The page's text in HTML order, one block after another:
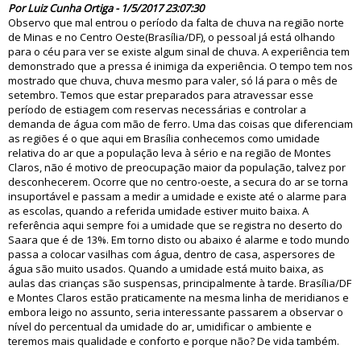
Por Luiz Cunha Ortiga - 1/5/2017 23:07:30
Observo que mal entrou o período da falta de chuva na região norte
de Minas e no Centro Oeste(Brasília/DF), o pessoal já está olhando
para o céu para ver se existe algum sinal de chuva. A experiência tem
demonstrado que a pressa é inimiga da experiência. O tempo tem nos
mostrado que chuva, chuva mesmo para valer, só lá para o mês de
setembro. Temos que estar preparados para atravessar esse
período de estiagem com reservas necessárias e controlar a
demanda de água com mão de ferro. Uma das coisas que diferenciam
as regiões é o que aqui em Brasília conhecemos como umidade
relativa do ar que a população leva à sério e na região de Montes
Claros, não é motivo de preocupação maior da população, talvez por
desconhecerem. Ocorre que no centro-oeste, a secura do ar se torna
insuportável e passam a medir a umidade e existe até o alarme para
as escolas, quando a referida umidade estiver muito baixa. A
referência aqui sempre foi a umidade que se registra no deserto do
Saara que é de 13%. Em torno disto ou abaixo é alarme e todo mundo
passa a colocar vasilhas com água, dentro de casa, aspersores de
água são muito usados. Quando a umidade está muito baixa, as
aulas das crianças são suspensas, principalmente à tarde. Brasília/DF
e Montes Claros estão praticamente na mesma linha de meridianos e
embora leigo no assunto, seria interessante passarem a observar o
nível do percentual da umidade do ar, umidificar o ambiente e
teremos mais qualidade e conforto e porque não? De vida também.